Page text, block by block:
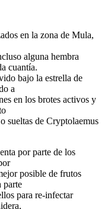
en la zona de Mula,
alguna hembra
cuantía.
bajo la estrella de
a
en los brotes activos y
sueltas de Cryptolaemus
por parte de los
posible de frutos
parte
para re-infectar